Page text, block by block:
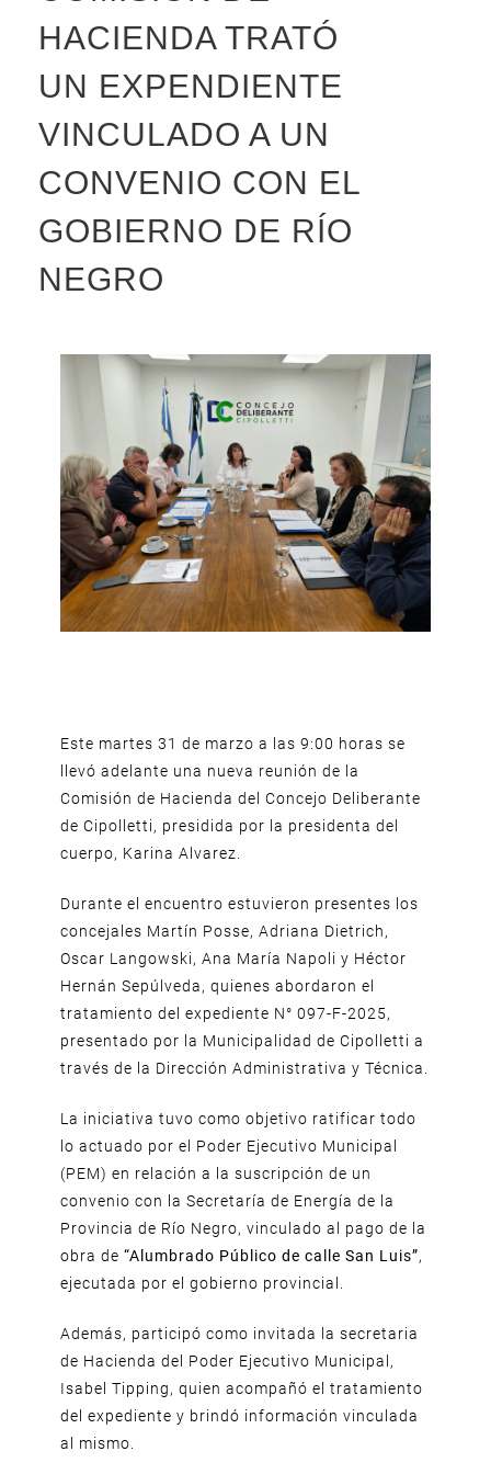
HACIENDA TRATÓ
UN EXPENDIENTE
VINCULADO A UN
CONVENIO CON EL
GOBIERNO DE RÍO
NEGRO
Este martes 31 de marzo a las 9:00 horas se
llevó adelante una nueva reunión de la
Comisión de Hacienda del Concejo Deliberante
de Cipolletti, presidida por la presidenta del
cuerpo, Karina Alvarez.
Durante el encuentro estuvieron presentes los
concejales Martín Posse, Adriana Dietrich,
Oscar Langowski, Ana María Napoli y Héctor
Hernán Sepúlveda, quienes abordaron el
tratamiento del expediente N° 097-F-2025,
presentado por la Municipalidad de Cipolletti a
través de la Dirección Administrativa y Técnica.
La iniciativa tuvo como objetivo ratificar todo
lo actuado por el Poder Ejecutivo Municipal
(PEM) en relación a la suscripción de un
convenio con la Secretaría de Energía de la
Provincia de Río Negro, vinculado al pago de la
obra de “Alumbrado Público de calle San Luis”,
ejecutada por el gobierno provincial.
Además, participó como invitada la secretaria
de Hacienda del Poder Ejecutivo Municipal,
Isabel Tipping, quien acompañó el tratamiento
del expediente y brindó información vinculada
al mismo.